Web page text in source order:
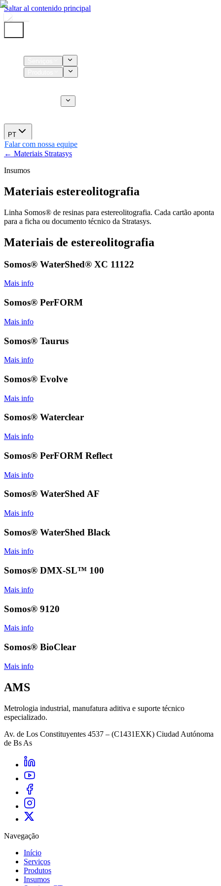
Saltar al contenido principal
PT
Falar com nossa equipe
← Materiais Stratasys
Insumos
Materiais estereolitografia
Linha Somos® de resinas para estereolitografia. Cada cartão aponta
para a ficha ou documento técnico da Stratasys.
Materiais de estereolitografia
Somos® WaterShed® XC 11122
Mais info
Somos® PerFORM
Mais info
Somos® Taurus
Mais info
Somos® Evolve
Mais info
Somos® Waterclear
Mais info
Somos® PerFORM Reflect
Mais info
Somos® WaterShed AF
Mais info
Somos® WaterShed Black
Mais info
Somos® DMX-SL™ 100
Mais info
Somos® 9120
Mais info
Somos® BioClear
Mais info
AMS
Metrologia industrial, manufatura aditiva e suporte técnico
especializado.
Av. de Los Constituyentes 4537 – (C1431EXK) Ciudad Autónoma
de Bs As
Navegação
Início
Serviços
Produtos
Insumos